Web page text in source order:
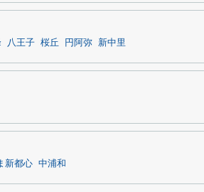
八王子 桜丘 円阿弥 新中里
新都心 中浦和